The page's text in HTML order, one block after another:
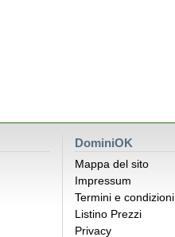
DominiOK
Mappa del sito
Impressum
Termini e condizioni
Listino Prezzi
Privacy